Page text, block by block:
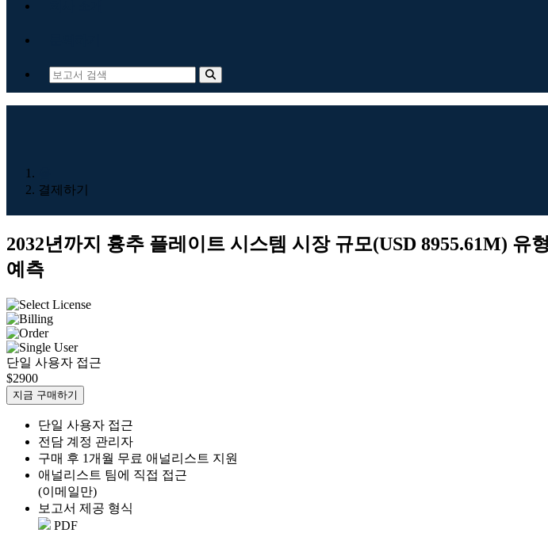
결제하기
2032년까지 흉추 플레이트 시스템 시장 규모(USD 8955.61M)
예측
단일 사용자 접근
$2900
지금 구매하기
단일 사용자 접근
전담 계정 관리자
구매 후 1개월 무료 애널리스트 지원
애널리스트 팀에 직접 접근
(이메일만)
보고서 제공 형식
PDF